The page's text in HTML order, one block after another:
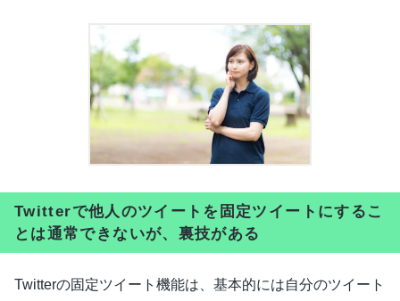
Twitterで他人のツイートを固定ツイートにするこ
とは通常できないが、裏技がある
Twitterの固定ツイート機能は、基本的には自分のツイート